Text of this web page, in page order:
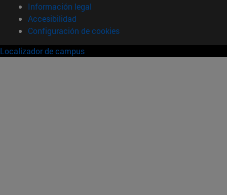
Información legal
Accesibilidad
Configuración de cookies
Localizador de campus